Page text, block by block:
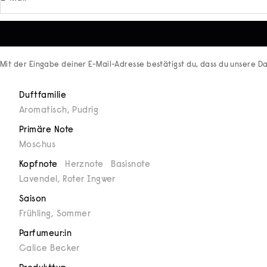
Mit der Eingabe deiner E-Mail-Adresse bestätigst du, dass du unsere
Duftfamilie
Aromatisch, Pudrig
Primäre Note
Moschus
Kopfnote Herznote
Basisnote
Lavendel, Roter Ingwer
Saison
Frühling, Sommer
Parfumeur:in
Calice Becker